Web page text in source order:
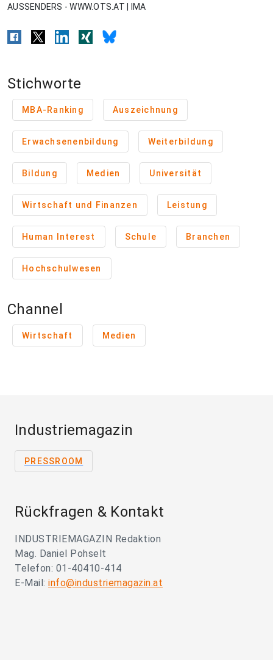
AUSSENDERS - WWW.OTS.AT | IMA
Stichworte
MBA-Ranking Auszeichnung
Erwachsenenbildung Weiterbildung
Bildung Medien Universität
Wirtschaft und Finanzen Leistung
Human Interest Schule Branchen
Hochschulwesen
Channel
Wirtschaft Medien
Industriemagazin
PRESSROOM
Rückfragen & Kontakt
INDUSTRIEMAGAZIN Redaktion
Mag. Daniel Pohselt
Telefon: 01-40410-414
E-Mail: info@industriemagazin.at